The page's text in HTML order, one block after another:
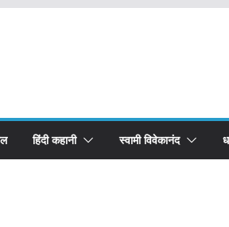
हिंदी कहानी स्वामी विवेकानंद